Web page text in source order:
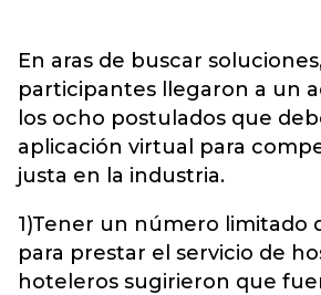
En aras de buscar
participantes llegaron a un
los ocho postulados que
aplicación virtual para
justa en la industria.
1)Tener un número limitado
para prestar el servicio de
hoteleros sugirieron que